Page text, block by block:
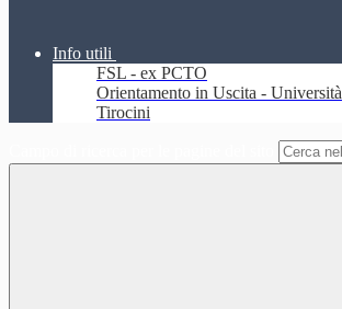
Info utili
FSL - ex PCTO
Orientamento in Uscita - Università
Tirocini